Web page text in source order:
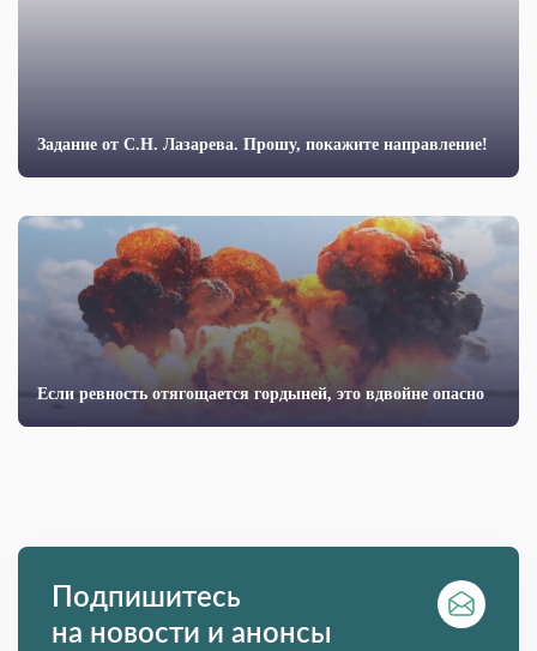
Задание от С.Н. Лазарева. Прошу, покажите направление!
Если ревность отягощается гордыней, это вдвойне опасно
Подпишитесь
на новости и анонсы